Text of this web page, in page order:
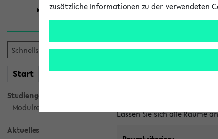
Universität Forschung
Start meineKVV
Studiengangsauswahl
Modulrecherche
Aktuelles
Im eKVV
Lassen Sie sich alle Räume
zusätzliche Informationen zu den verwendeten